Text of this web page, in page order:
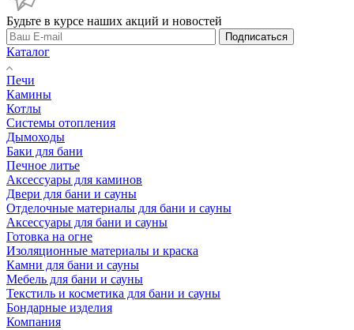
Будьте в курсе наших акций и новостей
Подписаться
Каталог
Печи
Камины
Котлы
Системы отопления
Дымоходы
Баки для бани
Печное литье
Аксессуары для каминов
Двери для бани и сауны
Отделочные материалы для бани и сауны
Аксессуары для бани и сауны
Готовка на огне
Изоляционные материалы и краска
Камни для бани и сауны
Мебель для бани и сауны
Текстиль и косметика для бани и сауны
Бондарные изделия
Компания